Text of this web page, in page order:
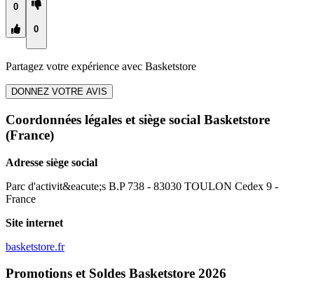
0
0
Partagez votre expérience avec Basketstore
DONNEZ VOTRE AVIS
Coordonnées légales et siège social Basketstore
(France)
Adresse siège social
Parc d'activit&eacute;s B.P 738 - 83030 TOULON Cedex 9 -
France
Site internet
basketstore.fr
Promotions et Soldes Basketstore 2026